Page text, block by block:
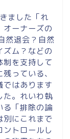
ました「れ
オーナーズの
然退会？自然
ム？などの
制を支持して
っている、
ではあります
た。れいわ執
る「排除の論
別にこれまで
トロールし